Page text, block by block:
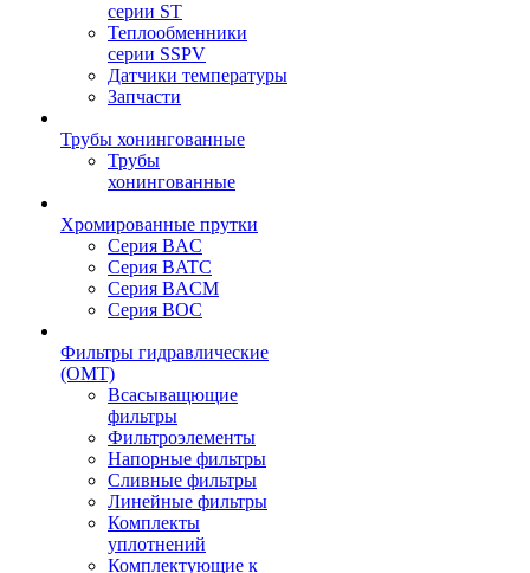
серии ST
Теплообменники
серии SSPV
Датчики температуры
Запчасти
Трубы хонингованные
Трубы
хонингованные
Хромированные прутки
Серия BAC
Серия BATC
Серия BACM
Серия BOC
Фильтры гидравлические
(OMT)
Всасыващющие
фильтры
Фильтроэлементы
Напорные фильтры
Сливные фильтры
Линейные фильтры
Комплекты
уплотнений
Комплектующие к